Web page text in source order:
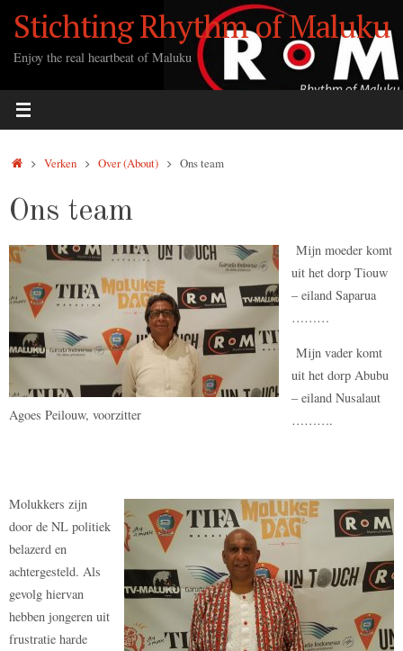
naarStichting Rhythm of Maluku
Enjoy the real heartbeat of Maluku
HomeVerken Over (About) Ons team
Ons team
Agoes Peilouw, voorzitter
Mijn moeder komt
uit het dorp Tiouw
– eiland Saparua
………
Mijn vader komt
uit het dorp Abubu
– eiland Nusalaut
……….
Molukkers zijn
door de NL politiek
belazerd en
achtergesteld. Als
gevolg hiervan
hebben jongeren uit
frustratie harde